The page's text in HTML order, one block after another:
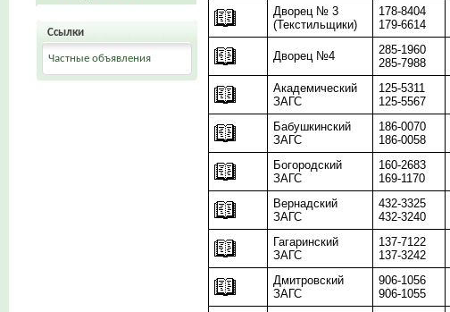
Дворец № 3
(Текстильщики)
178-8404
179-6614
Дворец №4
285-1960
285-7988
Академический
ЗАГС
125-5311
125-5567
Бабушкинский
ЗАГС
186-0070
186-0058
Богородский
ЗАГС
160-2683
169-1170
Вернадский
ЗАГС
432-3325
432-3240
Гагаринский
ЗАГС
137-7122
137-3242
Дмитровский
ЗАГС
906-1056
906-1055
Ссылки
Частные объявления